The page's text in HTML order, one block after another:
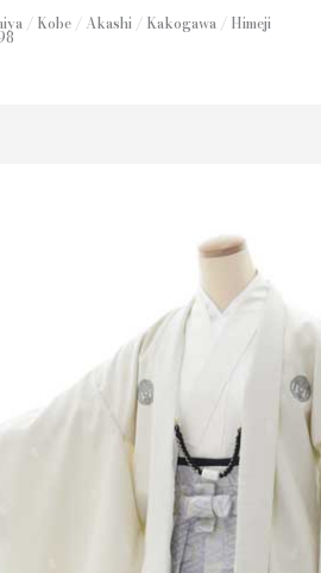
/ Kobe / Akashi / Kakogawa / Himeji